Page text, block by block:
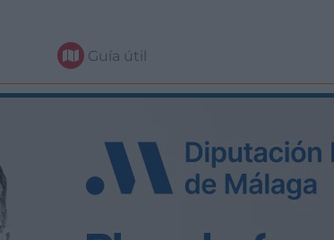
Guía útil